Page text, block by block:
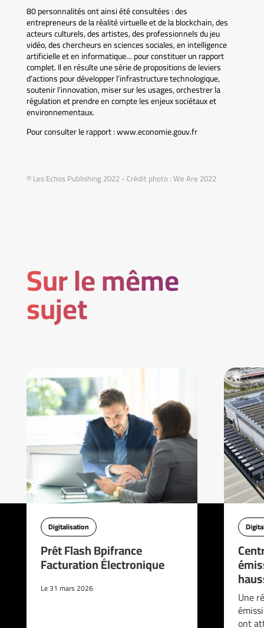
80 personnalités ont ainsi été consultées : des
entrepreneurs de la réalité virtuelle et de la blockchain, des
acteurs culturels, des artistes, des professionnels du jeu
vidéo, des chercheurs en sciences sociales, en intelligence
artificielle et en informatique… pour constituer un rapport
complet. Il en résulte une série de propositions de leviers
d’actions pour développer l’infrastructure technologique,
soutenir l’innovation, miser sur les usages, orchestrer la
régulation et prendre en compte les enjeux sociétaux et
environnementaux.
Pour consulter le rapport : www.economie.gouv.fr
© Les Echos Publishing 2022 - Crédit photo : We Are 2022
Sur le même
sujet
Digitalisation
Prêt Flash Bpifrance
Facturation Électronique
Le 31 mars 2026
Une
ont